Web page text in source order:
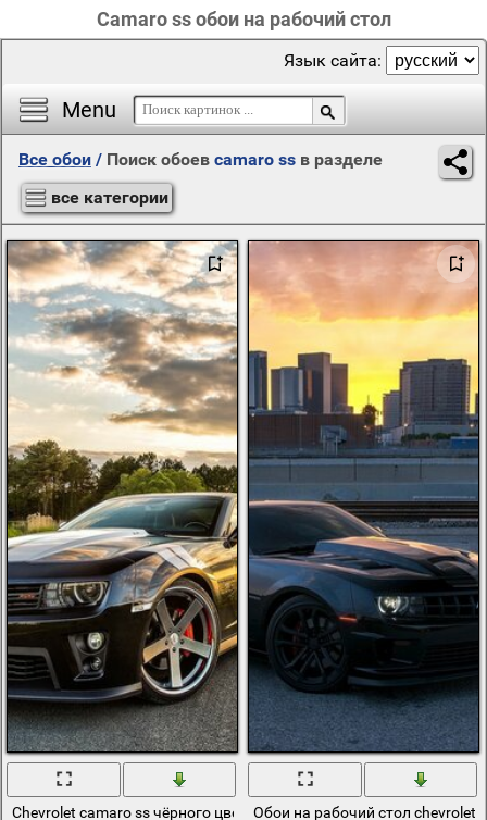
Camaro ss обои на рабочий стол
Menu
Язык сайта:
Все обои / Поиск обоев camaro ss в разделе
все категории
Chevrolet camaro ss чёрного цвета, спортивная машина на дороге
Обои на рабочий стол chevrolet